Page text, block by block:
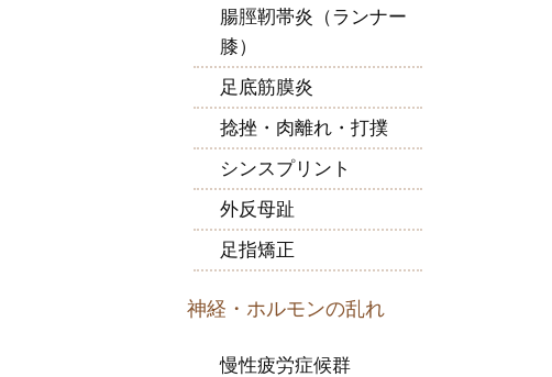
腸脛靭帯炎（ランナー
膝）
足底筋膜炎
捻挫・肉離れ・打撲
シンスプリント
外反母趾
足指矯正
神経・ホルモンの乱れ
慢性疲労症候群